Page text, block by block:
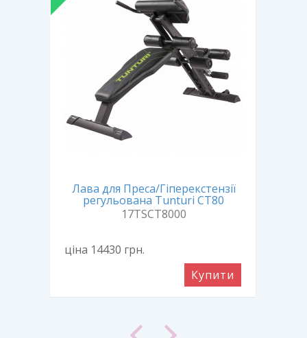
Лава для Преса/Гіперекстензії
регульована Tunturi CT80
17TSCT8000
ціна 14430 грн.
Купити